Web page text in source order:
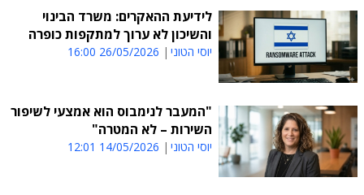
לידיעת ההאקרים: משרד הבינוי
והשיכון לא ערוך למתקפות כופרה
יוסי הטוני 26/05/2026 16:00
"המעבר לנימבוס הוא אמצעי לשיפור
השירות – לא המטרה"
יוסי הטוני 14/05/2026 12:01